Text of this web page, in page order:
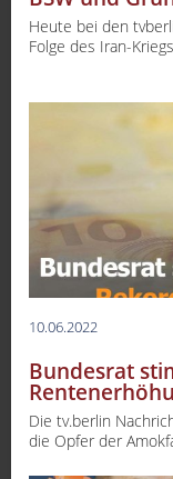
Heute bei den
Folge des Iran-
10.06.2022
Bundesrat
Die tv.berlin
die Opfer der